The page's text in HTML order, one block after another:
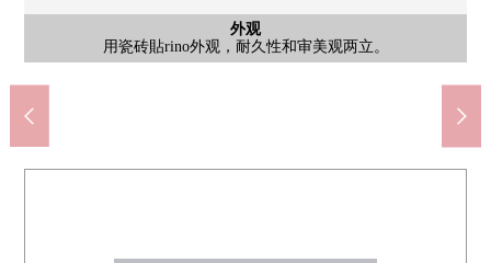
外观
用瓷砖貼rino外观，耐久性和审美观两立。
客厅
是2面采光的光插进去的客厅
公共汽车
浴室换气干燥机的
卧室
是约6张塌塌米宽松的房间
厨房
厨房旁边有后门
厨房
有3份炉子
洗脸
非常漂亮地使用室内
厕所
变成温水冲洗马桶座
卧室
始自于南的太阳变成插进去的房间
客厅
风景
没有遮挡视界的高的建筑物，并且能观察有开放感觉的风景。
风景
是来自南侧阳台的风景。
共有部分
关于资金面，欢迎来电。
入口
从入口有，智能快递柜和信箱被立刻就到的地方设置。
入口
在共用门口，被考虑为防盗门防止犯罪面。
共有部分
共有部分
共有部分
是7层楼地上，钢筋混凝土构造的Mansion。能使用2沿线，步行5
分钟的范围以内拥有购物设施的位置。一定如有意向，请跟我们
联系。
外观
把找家交给三井Rehouse请。
外观
外观
八坂站(西武多摩湖线)(约1200m)
步行15分钟。
久米川站(西武新宿线)(约1360m)
步行17分钟。
东村山站(西武新宿线、国分寺线)(约1680m)
步行21分钟。
东村山市立富士见小学(约870m)
步行11分钟。
东村山市立东村山第7中学(约850m)
步行11分钟。